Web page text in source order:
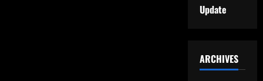
Update
ARCHIVES